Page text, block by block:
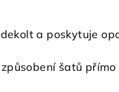
a poskytuje
šatů